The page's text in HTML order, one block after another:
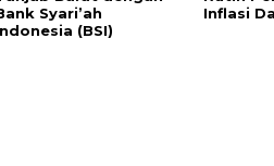
Syari’ah
(BSI)
Inflasi